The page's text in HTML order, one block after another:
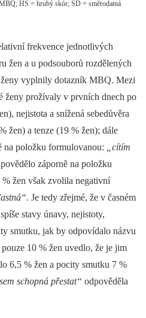
HS = hrubý skór; SD = směrodatná
frekvence jednotlivých
žen a u podsouborů rozdělených
vyplnily dotazník MBQ. Mezi
ženy prožívaly v prvních dnech po
nejistota a snížená sebedůvěra
žen) a tenze (19 % žen); dále
na položku formulovanou:
„cítím
záporně na položku
% žen však zvolila negativní
Je tedy zřejmé, že v časném
stavy únavy, nejistoty,
smutku, jak by odpovídalo názvu
10 % žen uvedlo, že je jim
6,5 % žen a pocity smutku 7 %
schopná přestat“ odpověděla